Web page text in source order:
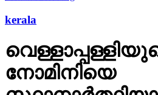
kerala
നോമിനിയെ